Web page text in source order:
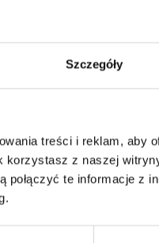
Szczegóły
treści i reklam, aby
z naszej
te informacje z